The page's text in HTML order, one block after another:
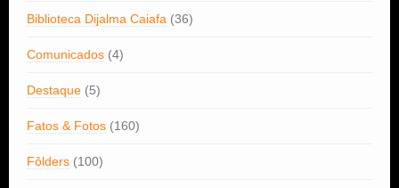
Biblioteca Dijalma Caiafa (36)
Comunicados (4)
Destaque (5)
Fatos & Fotos (160)
Fôlders (100)